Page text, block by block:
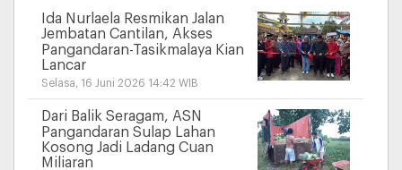
Ida Nurlaela Resmikan Jalan
Jembatan Cantilan, Akses
Pangandaran-Tasikmalaya Kian
Lancar
Selasa, 16 Juni 2026 14:42 WIB
Dari Balik Seragam, ASN
Pangandaran Sulap Lahan
Kosong Jadi Ladang Cuan
Miliaran